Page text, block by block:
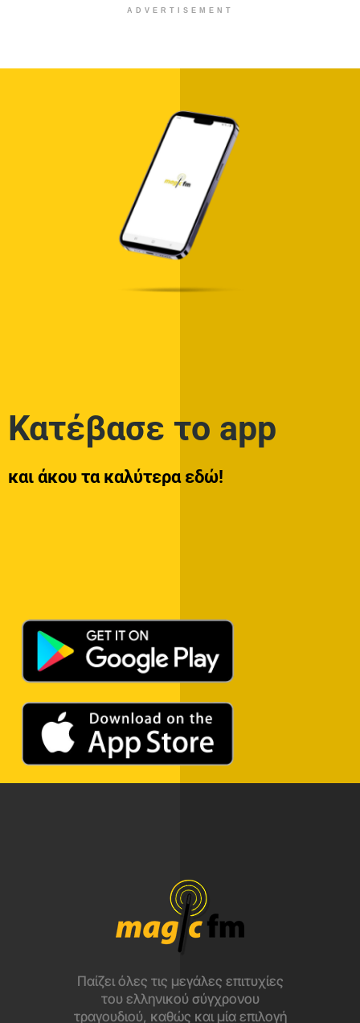
ADVERTISEMENT
Κατέβασε το app
και άκου τα καλύτερα εδώ!
Παίζει όλες τις μεγάλες επιτυχίες
του ελληνικού σύγχρονου
τραγουδιού, καθώς και μία επιλογή